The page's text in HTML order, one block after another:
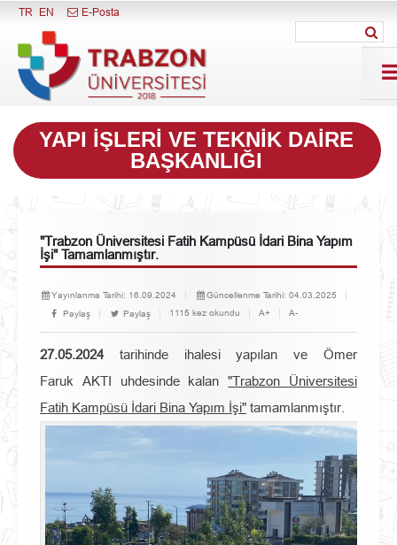
Menüyü Kapat
TR EN E-Posta
YAPI İŞLERI VE TEKNIK DAIRE
BAŞKANLIĞI
"Trabzon Üniversitesi Fatih Kampüsü İdari Bina Yapım
İşi" Tamamlanmıştır.
Yayınlanma Tarihi: 16.09.2024 Güncellenme Tarihi: 04.03.2025
Paylaş
Paylaş 1115 kez okundu A+ A-
27.05.2024tarihinde ihalesi yapılan ve Ömer
Faruk AKTI uhdesinde kalan"Trabzon Üniversitesi
Fatih Kampüsü İdari Bina Yapım İşi" tamamlanmıştır.